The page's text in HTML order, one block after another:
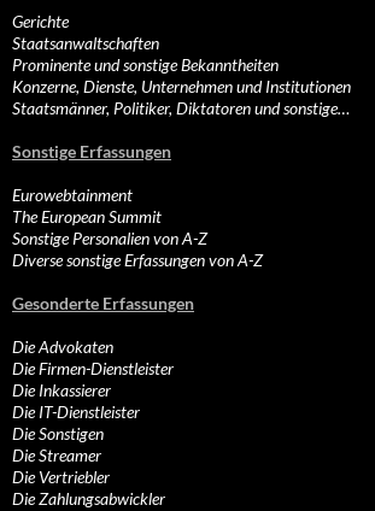
Gerichte
Staatsanwaltschaften
Prominente und sonstige Bekanntheiten
Konzerne, Dienste, Unternehmen und Institutionen
Staatsmänner, Politiker, Diktatoren und sonstige…
Sonstige Erfassungen
Eurowebtainment
The European Summit
Sonstige Personalien von A-Z
Diverse sonstige Erfassungen von A-Z
Gesonderte Erfassungen
Die Advokaten
Die Firmen-Dienstleister
Die Inkassierer
Die IT-Dienstleister
Die Sonstigen
Die Streamer
Die Vertriebler
Die Zahlungsabwickler